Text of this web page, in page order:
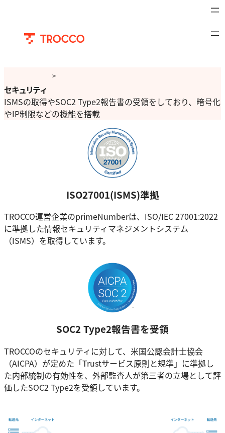
>
サービス>TROCCO
セキュリティ
ISMSの取得やSOC2 Type2報告書の受領をしており、暗号化
やIP制限などの機能を搭載
ISO27001(ISMS)準拠
TROCCO運営企業のprimeNumberは、ISO/IEC 27001:2022
に準拠した情報セキュリティマネジメントシステム
（ISMS）を取得しています。
SOC2 Type2報告書を受領
TROCCOのセキュリティに対して、米国公認会計士協会
（AICPA）が定めた「Trustサービス原則と規準」に準拠し
た内部統制の有効性を、外部監査人が第三者の立場として評
価したSOC2 Type2を受領しています。